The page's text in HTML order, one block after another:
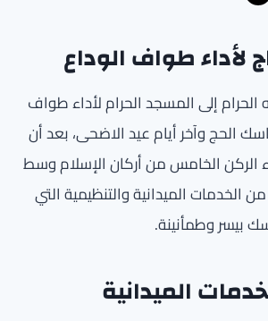
لأداء طواف الوداع
الحرام إلى المسجد الحرام لأداء طواف
الحج وآخر أيام عيد الاضحى، بعد أن
الركن الخامس من أركان الإسلام وسط
الخدمات الميدانية والتنظيمية التي
بيسر وطمأنينة.
الميدانية